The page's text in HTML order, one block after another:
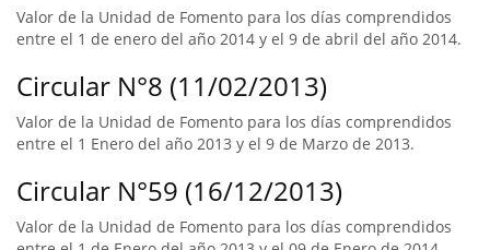
Valor de la Unidad de Fomento para los días comprendidos
entre el 1 de enero del año 2014 y el 9 de abril del año 2014.
Circular N°8 (11/02/2013)
Valor de la Unidad de Fomento para los días comprendidos
entre el 1 Enero del año 2013 y el 9 de Marzo de 2013.
Circular N°59 (16/12/2013)
Valor de la Unidad de Fomento para los días comprendidos